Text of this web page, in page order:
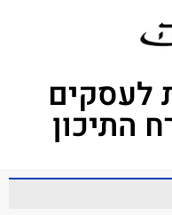
לעסקים
התיכון